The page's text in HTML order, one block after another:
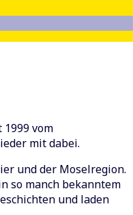
vom
mit dabei.
und der Moselregion.
so manch bekanntem
und laden